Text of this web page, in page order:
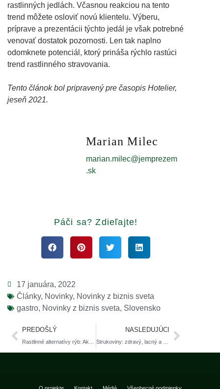
rastlinných jedlách. Včasnou reakciou na tento
trend môžete osloviť novú klientelu. Výberu,
príprave a prezentácii týchto jedál je však potrebné
venovať dostatok pozornosti. Len tak naplno
odomknete potenciál, ktorý prináša rýchlo rastúci
trend rastlinného stravovania.
Tento článok bol pripravený pre časopis Hotelier,
jeseň 2021.
Marian Milec
marian.milec@jemprezem
.sk
Páči sa? Zdieľajte!
17 januára, 2022
Články, Novinky, Novinky z biznis sveta
gastro, Novinky z biznis sveta, Slovensko
PREDOŠLÝ NASLEDUJÚCI